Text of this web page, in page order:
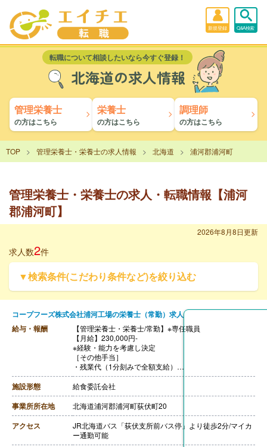
新規登録 Q&A検索
転職について相談したいなら今すぐ登録！
北海道の求人情報
管理栄養士
の方はこちら
栄養士
の方はこちら
調理師
の方はこちら
TOP 管理栄養士・栄養士の求人情報 北海道 浦河郡浦河町
管理栄養士・栄養士の求人・転職情報【浦河
郡浦河町】
2026年8月8日更新
求人数2件
▼検索条件(こだわり条件など)を絞り込む
コープフーズ株式会社浦河工場の栄養士（常勤）求人
給与・報酬
【管理栄養士・栄養士/常勤】※専任職員
【月給】230,000円-
※経験・能力を考慮し決定
［その他手当］
・残業代（1分刻みで全額支給）
・資格手当 管理栄養士10,000円/月、栄養士5,000円/月
・家族手当 10,000円/人※18歳未満の扶養家族が対象
【賞与】なし
※実績として年2回で各80,000円
【通勤手当】あり※片道2km以上で規定に基づき支給
【昇給】あり
施設形態 給食委託会社
事業所所在地 北海道浦河郡浦河町荻伏町20
アクセス
JR北海道バス「荻伏支所前バス停」より徒歩2分/マイカ
ー通勤可能